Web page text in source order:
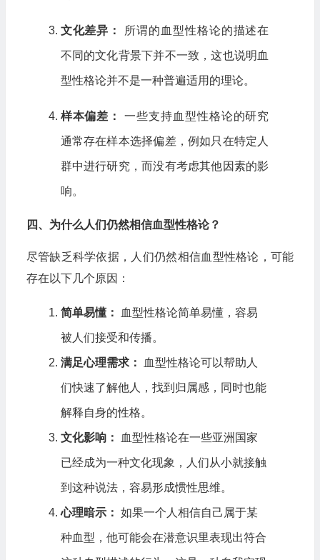
文化差异： 所谓的血型性格论的描述在
不同的文化背景下并不一致，这也说明血
型性格论并不是一种普遍适用的理论。
样本偏差： 一些支持血型性格论的研究
通常存在样本选择偏差，例如只在特定人
群中进行研究，而没有考虑其他因素的影
响。
四、为什么人们仍然相信血型性格论？
尽管缺乏科学依据，人们仍然相信血型性格论，可能
存在以下几个原因：
简单易懂： 血型性格论简单易懂，容易
被人们接受和传播。
满足心理需求： 血型性格论可以帮助人
们快速了解他人，找到归属感，同时也能
解释自身的性格。
文化影响： 血型性格论在一些亚洲国家
已经成为一种文化现象，人们从小就接触
到这种说法，容易形成惯性思维。
心理暗示： 如果一个人相信自己属于某
种血型，他可能会在潜意识里表现出符合